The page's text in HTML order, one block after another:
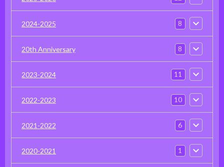
2024-2025 8
20th Anniversary 8
2023-2024 11
2022-2023 10
2021-2022 6
2020-2021 1